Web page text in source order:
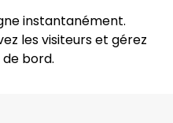
instantanément.
les visiteurs et gérez
bord.